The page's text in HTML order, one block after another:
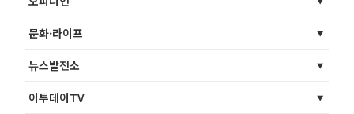
문화·라이프
뉴스발전소
이투데이TV